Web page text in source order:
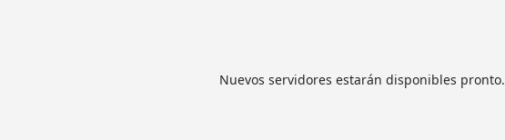
Nuevos servidores estarán disponibles pronto.